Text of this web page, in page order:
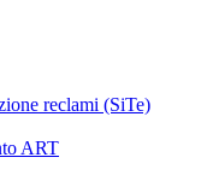
reclami (SiTe)
ART